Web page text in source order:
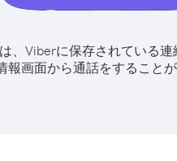
、Viberに保存されている連
報画面から通話をすることが